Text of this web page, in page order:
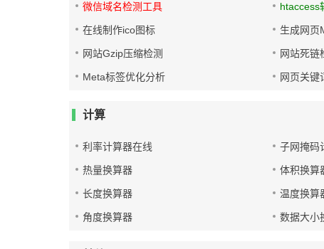
微信域名检测工具 htaccess
在线制作ico图标 生成网页
网站Gzip压缩检测 网站死链
Meta标签优化分析 网页关键
计算
利率计算器在线 子网掩码
热量换算器 体积换算
长度换算器 温度换算
角度换算器 数据大小